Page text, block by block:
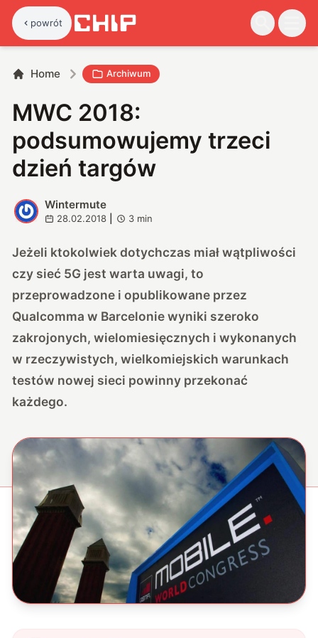
powrót
Home Archiwum
MWC 2018:
podsumowujemy trzeci
dzień targów
W
Wintermute
28.02.2018 3 min
Jeżeli ktokolwiek dotychczas miał wątpliwości
czy sieć 5G jest warta uwagi, to
przeprowadzone i opublikowane przez
Qualcomma w Barcelonie wyniki szeroko
zakrojonych, wielomiesięcznych i wykonanych
w rzeczywistych, wielkomiejskich warunkach
testów nowej sieci powinny przekonać
każdego.